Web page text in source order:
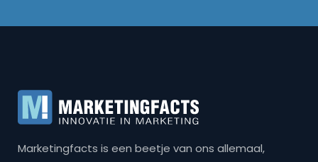
Marketingfacts is een beetje van ons allemaal,